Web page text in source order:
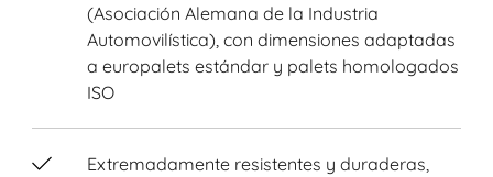
(Asociación Alemana de la Industria
Automovilística), con dimensiones adaptadas
a europalets estándar y palets homologados
ISO
Extremadamente resistentes y duraderas,